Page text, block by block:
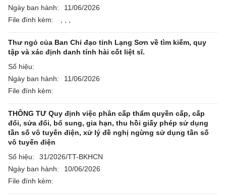
Ngày ban hành:
11/06/2026
File đính kèm:
Thư ngỏ của Ban Chỉ đạo tỉnh Lạng Sơn về tìm kiếm, quy
tập và xác định danh tính hài cốt liệt sĩ.
Số hiệu:
Ngày ban hành:
11/06/2026
File đính kèm:
THÔNG TƯ Quy định việc phân cấp thẩm quyền cấp, cấp
đổi, sửa đổi, bổ sung, gia hạn, thu hồi giấy phép sử dụng
tần số vô tuyến điện, xử lý đề nghị ngừng sử dụng tần số
vô tuyến điện
Số hiệu:
31/2026/TT-BKHCN
Ngày ban hành:
10/06/2026
File đính kèm: